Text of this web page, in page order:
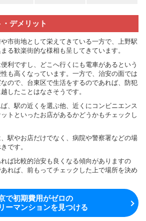
デメリット
市街地として栄えてきている一方で、上野駅
る歓楽街的な様相も呈してきています。
利ですし、どこへ行くにも電車があるという
も高くなっています。一方で、治安の面では
ので、台東区で生活をするのであれば、防犯
したことはなさそうです。
、駅の近くを選ぶ他、近くにコンビニエンス
トといったお店があるかどうかもチェックし
駅やお店だけでなく、病院や警察署などの場
です。
ば比較的治安も良くなる傾向がありますの
れば、前もってチェックした上で場所を決め
で初期費用がゼロの
ーマンションを見つける